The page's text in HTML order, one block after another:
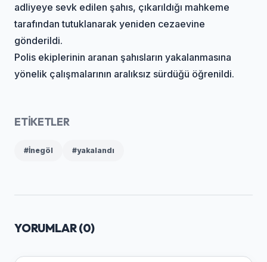
adliyeye sevk edilen şahıs, çıkarıldığı mahkeme
tarafından tutuklanarak yeniden cezaevine
gönderildi.
Polis ekiplerinin aranan şahısların yakalanmasına
yönelik çalışmalarının aralıksız sürdüğü öğrenildi.
ETİKETLER
#İnegöl #yakalandı
YORUMLAR (0)